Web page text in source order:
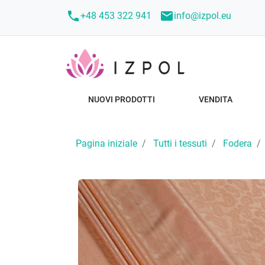
call+48 453 322 941 mailinfo@izpol.eu
NUOVI PRODOTTI VENDITA
Pagina iniziale Tutti i tessuti Fodera